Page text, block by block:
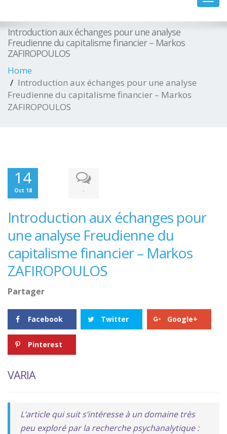
Introduction aux échanges pour une analyse
Freudienne du capitalisme financier – Markos
ZAFIROPOULOS
Home
Introduction aux échanges pour une analyse
Freudienne du capitalisme financier – Markos
ZAFIROPOULOS
14
Oct 18 -
Introduction aux échanges pour
une analyse Freudienne du
capitalisme financier – Markos
ZAFIROPOULOS
Partager
Facebook Twitter Google+
Pinterest
VARIA
L’article qui suit s’intéresse à un domaine très
peu exploré par la recherche psychanalytique :